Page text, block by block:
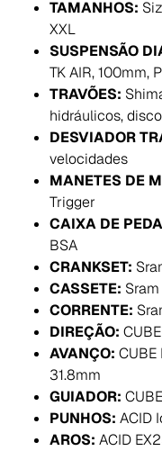
TAMANHOS:
XXL
SUSPENSÃO
TK AIR, 100mm,
TRAVÕES:
hidráulicos,
DESVIADOR
velocidades
MANETES DE
Trigger
CAIXA DE
BSA
CRANKSET:
CASSETE:
CORRENTE:
DIREÇÃO:
AVANÇO: CUBE
31.8mm
GUIADOR:
PUNHOS: ACID
AROS: ACID